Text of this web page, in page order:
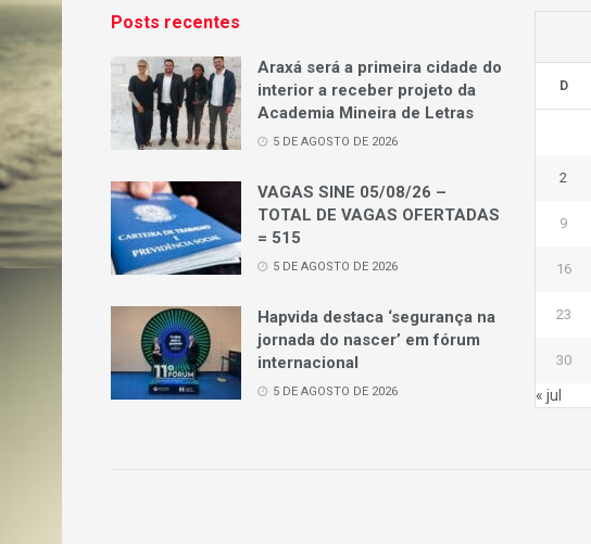
Posts recentes
Araxá será a primeira cidade do
interior a receber projeto da
Academia Mineira de Letras
5 DE AGOSTO DE 2026
VAGAS SINE 05/08/26 –
TOTAL DE VAGAS OFERTADAS
= 515
5 DE AGOSTO DE 2026
Hapvida destaca ‘segurança na
jornada do nascer’ em fórum
internacional
5 DE AGOSTO DE 2026
D
2
9
16
23
30
« jul